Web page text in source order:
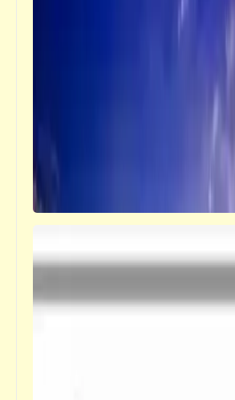
ــم في الصغر كالنقش على الحجر
سيلفي مع الله .. سقطة جديدة